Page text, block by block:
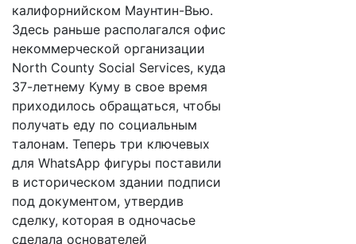
калифорнийском Маунтин-Вью.
Здесь раньше располагался офис
некоммерческой организации
North County Social Services, куда
37-летнему Куму в свое время
приходилось обращаться, чтобы
получать еду по социальным
талонам. Теперь три ключевых
для WhatsApp фигуры поставили
в историческом здании подписи
под документом, утвердив
сделку, которая в одночасье
сделала основателей